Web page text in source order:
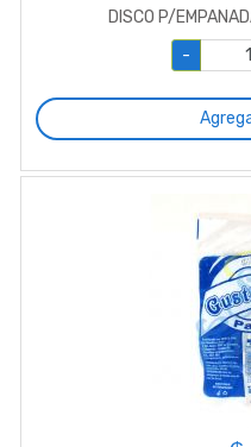
DISCO P/
-